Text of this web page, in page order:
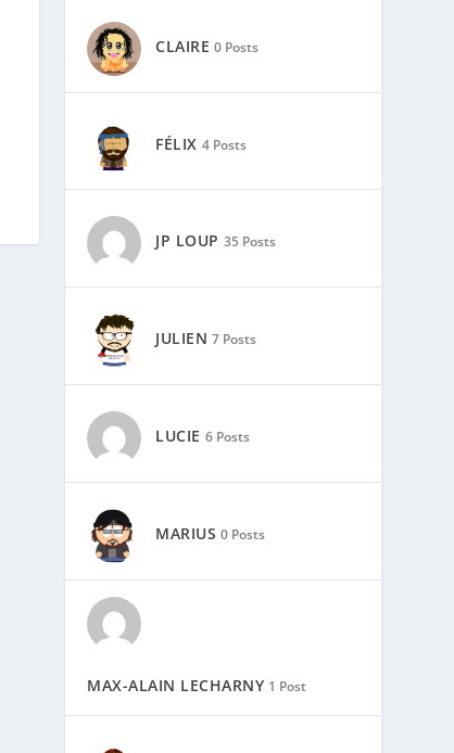
CLAIRE 0 Posts
FÉLIX 4 Posts
JP LOUP 35 Posts
JULIEN 7 Posts
LUCIE 6 Posts
MARIUS 0 Posts
MAX-ALAIN LECHARNY 1 Post